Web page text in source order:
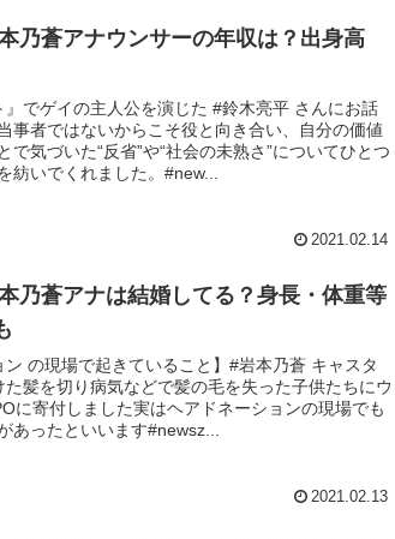
乃蒼アナウンサーの年収は？出身高
』でゲイの主人公を演じた #鈴木亮平 さんにお話
事者ではないからこそ役と向き合い、自分の価値
で気づいた“反省”や“社会の未熟さ”についてひとつ
紡いでくれました。#new...
2021.02.14
乃蒼アナは結婚してる？身長・体重等
ン の現場で起きていること】#岩本乃蒼 キャスタ
髪を切り病気などで髪の毛を失った子供たちにウ
に寄付しました実はヘアドネーションの現場でも
あったといいます#newsz...
2021.02.13